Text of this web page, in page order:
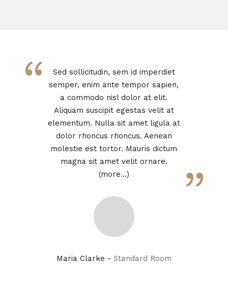
“
Sed sollicitudin, sem id imperdiet
semper, enim ante tempor sapien,
a commodo nisl dolor at elit.
Aliquam suscipit egestas velit at
elementum. Nulla sit amet ligula at
dolor rhoncus rhoncus. Aenean
molestie est tortor. Mauris dictum
magna sit amet velit ornare.
(more…)
”
Maria Clarke - Standard Room